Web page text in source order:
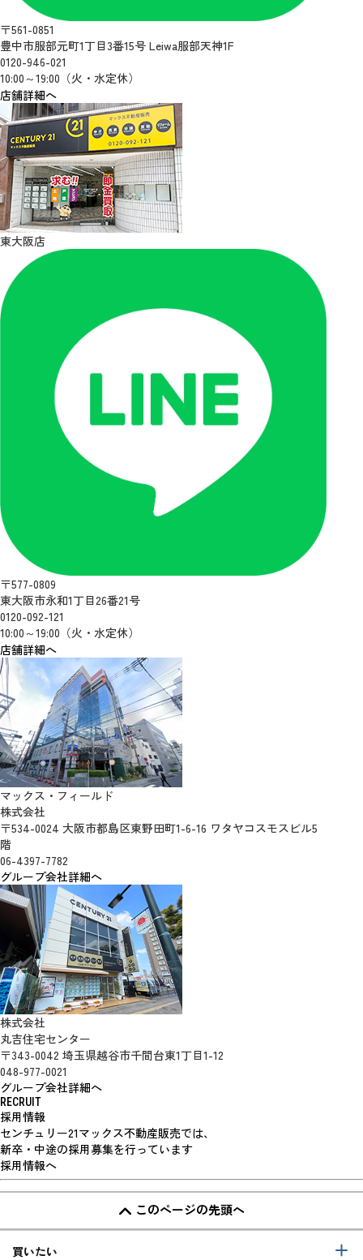
〒561-0851
豊中市服部元町1丁目3番15号 Leiwa服部天神1F
0120-946-021
10:00～19:00（火・水定休）
店舗詳細へ
東大阪店
〒577-0809
東大阪市永和1丁目26番21号
0120-092-121
10:00～19:00（火・水定休）
店舗詳細へ
マックス・フィールド
株式会社
〒534-0024 大阪市都島区東野田町1-6-16 ワタヤコスモスビル5
階
06-4397-7782
グループ会社詳細へ
株式会社
丸吉住宅センター
〒343-0042 埼玉県越谷市千間台東1丁目1-12
048-977-0021
グループ会社詳細へ
RECRUIT
採用情報
センチュリー21マックス不動産販売では、
新卒・中途の採用募集を行っています
採用情報へ
このページの先頭へ
買いたい